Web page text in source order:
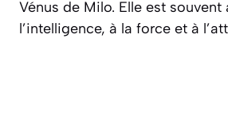
Vénus de Milo. Elle est souvent
l’intelligence, à la force et à